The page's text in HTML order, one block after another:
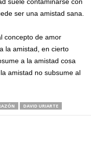
ser una amistad sana.
concepto de amor
la amistad, en cierto
a la amistad cosa
amistad no subsume al
DAVID URIARTE